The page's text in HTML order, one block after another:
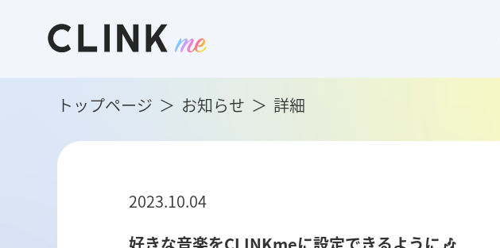
トップページ お知らせ 詳細
2023.10.04
好きな音楽をCLINKmeに設定できるように🎶